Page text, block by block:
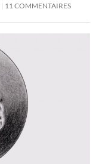
11 COMMENTAIRES